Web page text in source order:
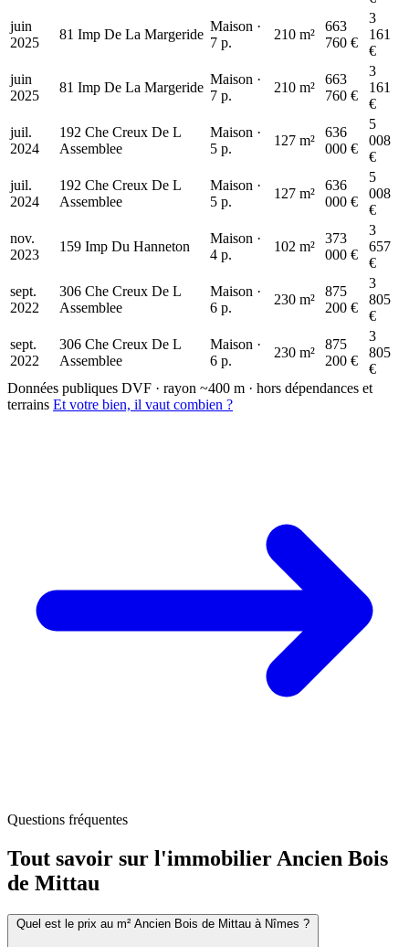
juin
2025
81 Imp De La Margeride
Maison ·
7 p.
210 m²
663
760 €
3
161
€
juin
2025
81 Imp De La Margeride
Maison ·
7 p.
210 m²
663
760 €
3
161
€
juil.
2024
192 Che Creux De L
Assemblee
Maison ·
5 p.
127 m²
636
000 €
5
008
€
juil.
2024
192 Che Creux De L
Assemblee
Maison ·
5 p.
127 m²
636
000 €
5
008
€
nov.
2023
159 Imp Du Hanneton
Maison ·
4 p.
102 m²
373
000 €
3
657
€
sept.
2022
306 Che Creux De L
Assemblee
Maison ·
6 p.
230 m²
875
200 €
3
805
€
sept.
2022
306 Che Creux De L
Assemblee
Maison ·
6 p.
230 m²
875
200 €
3
805
€
Données publiques DVF · rayon ~400 m · hors dépendances et
terrains Et votre bien, il vaut combien ?
Questions fréquentes
Tout savoir sur l'immobilier Ancien Bois
de Mittau
Quel est le prix au m² Ancien Bois de Mittau à Nîmes ?